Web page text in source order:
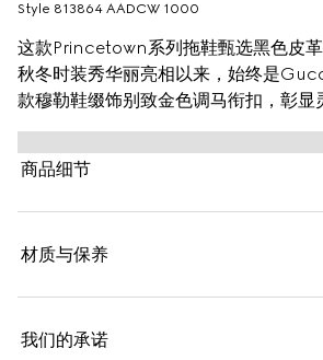
Style ‎813864 AADCW 1000
这款Princetown系列拖鞋甄选黑色皮
秋冬时装秀华丽亮相以来，始终是
款穆勒鞋缀饰别致金色调马衔扣，彰显
典藏符号。
商品细节
材质与保养
我们的承诺